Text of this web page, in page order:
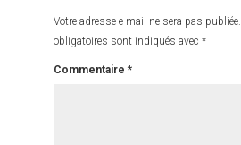
Votre adresse e-mail ne sera pas publiée.
obligatoires sont indiqués avec *
Commentaire *